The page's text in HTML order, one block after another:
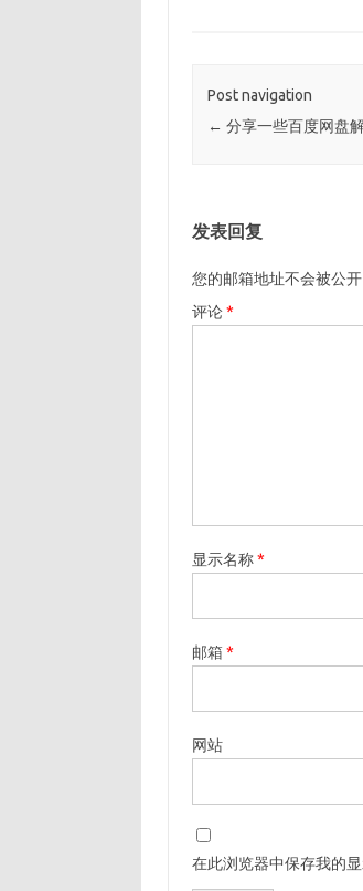
Post navigation
← 分享一些百度网盘
发表回复
您的邮箱地址不会被公开
评论*
显示名称*
邮箱*
网站
在此浏览器中保存我的